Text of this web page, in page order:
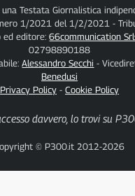
Testata Giornalistica
1/2021 del 1/2/2021 -
ed editore:66communication
02798890188
Alessandro Secchi -
Benedusi
Privacy Policy- Cookie Policy
davvero, lo trovi su
© P300.it 2012-2026